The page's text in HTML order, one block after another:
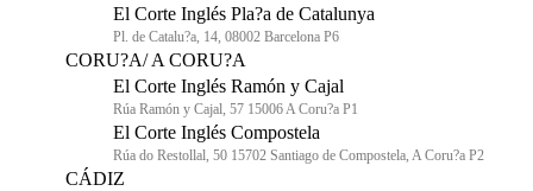
El Corte Inglés Pla?a de Catalunya
Pl. de Catalu?a, 14, 08002 Barcelona P6
CORU?A/ A CORU?A
El Corte Inglés Ramón y Cajal
Rúa Ramón y Cajal, 57 15006 A Coru?a P1
El Corte Inglés Compostela
Rúa do Restollal, 50 15702 Santiago de Compostela, A Coru?a P2
CÁDIZ